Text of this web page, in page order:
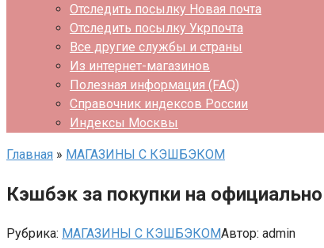
Отследить посылку Новая почта
Отследить посылку Укрпочта
Все другие службы и страны
Из интернет-магазинов
Полезная информация (FAQ)
Справочник индексов России
Индексы Москвы
Главная » МАГАЗИНЫ С КЭШБЭКОМ
Кэшбэк за покупки на
Рубрика: МАГАЗИНЫ С КЭШБЭКОМАвтор: admin